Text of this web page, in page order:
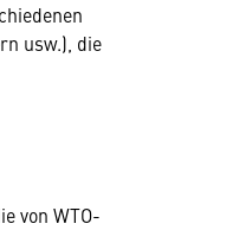
usw.), die
von WTO-